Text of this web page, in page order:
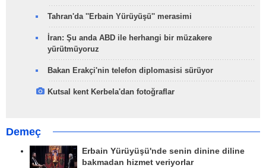
Tahran'da ''Erbain Yürüyüşü'' merasimi
İran: Şu anda ABD ile herhangi bir müzakere
yürütmüyoruz
Bakan Erakçi'nin telefon diplomasisi sürüyor
Kutsal kent Kerbela'dan fotoğraflar
Demeç
Erbain Yürüyüşü'nde senin dinine diline
bakmadan hizmet veriyorlar